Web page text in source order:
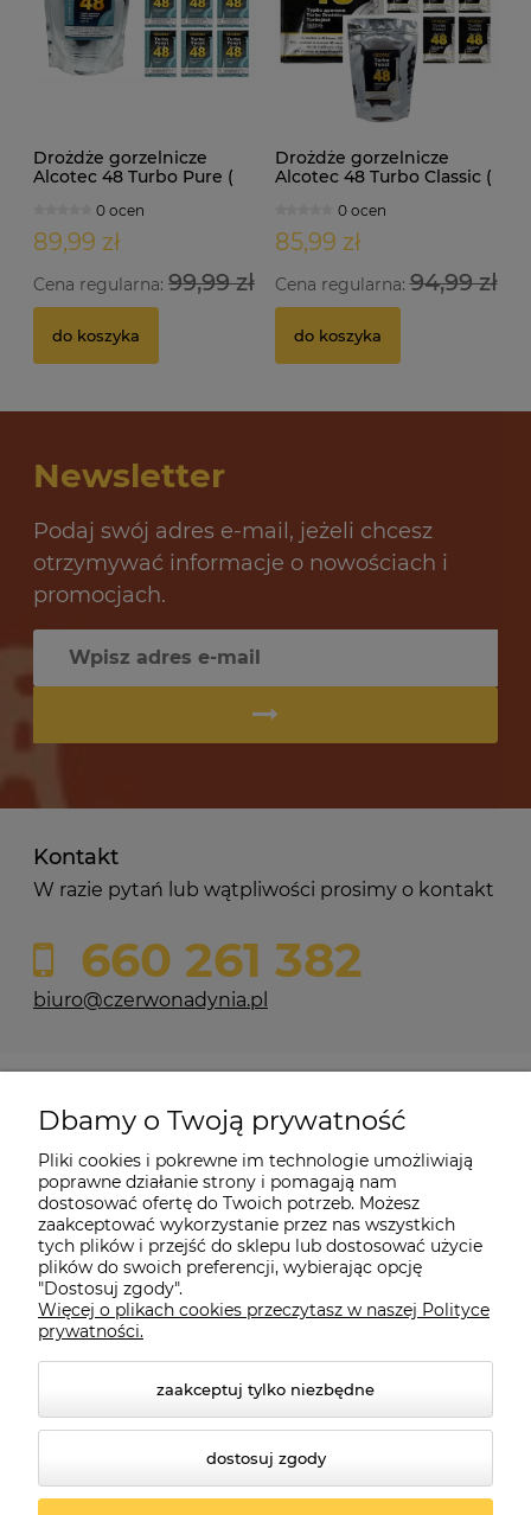
Drożdże gorzelnicze
Alcotec 48 Turbo Pure (
0 ocen
89,99 zł
Cena regularna: 99,99 zł
do koszyka
Drożdże gorzelnicze
Alcotec 48 Turbo Classic (
0 ocen
85,99 zł
Cena regularna:94,99 zł
do koszyka
Newsletter
Podaj swój adres e-mail, jeżeli chcesz
otrzymywać informacje o nowościach i
promocjach.
Kontakt
W razie pytań lub wątpliwości prosimy o kontakt
660 261 382
biuro@czerwonadynia.pl
Moje konto
O firmie
Czerwona Dynia|ul. Konarskiego 9a| 66-200 Świebodzin |
Dbamy o Twoją prywatność
Pliki cookies i pokrewne im technologie umożliwiają
poprawne działanie strony i pomagają nam
dostosować ofertę do Twoich potrzeb. Możesz
zaakceptować wykorzystanie przez nas wszystkich
tych plików i przejść do sklepu lub dostosować użycie
plików do swoich preferencji, wybierając opcję
"Dostosuj zgody".
Więcej o plikach cookies przeczytasz w naszej Polityce
prywatności.
zaakceptuj tylko niezbędne
dostosuj zgody